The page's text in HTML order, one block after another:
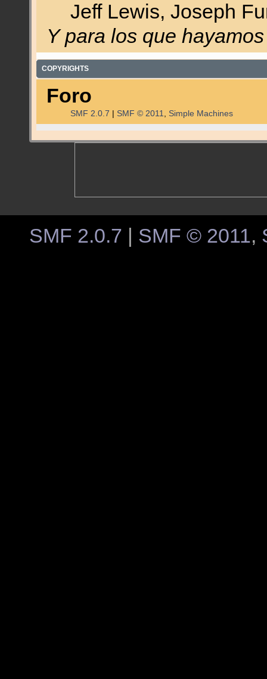
Jeff Lewis, Joseph
Y para los que
COPYRIGHTS
Foro
SMF 2.0.7 SMF © 2011, Simple Machines
SMF 2.0.7 SMF © 2011,